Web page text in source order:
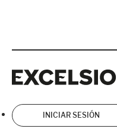
INICIAR SESIÓN